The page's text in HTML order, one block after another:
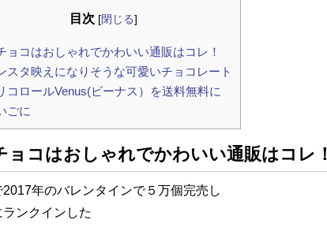
目次 [閉じる]
ョコはおしゃれでかわいい通販はコレ！
スタ映えになりそうな可愛いチョコレート
コロールVenus(ビーナス）を送料無料に
ごに
ョコはおしゃれでかわいい通販はコレ！
2017年のバレンタインで５万個完売し
ランクインした